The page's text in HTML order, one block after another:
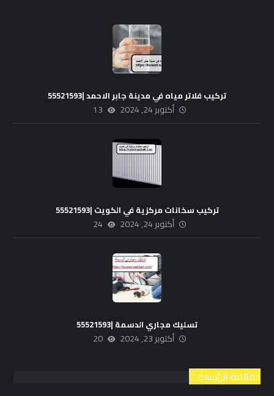
تركيب فلاتر مياه في مدينة جابر الاحمد |55521593
أكتوبر 24, 2024 13
تركيب سخانات مركزية في الكويت |55521593
أكتوبر 24, 2024 24
تسليك مجاري الدسمة |55521593
أكتوبر 23, 2024 20
القائمة الرئيسية